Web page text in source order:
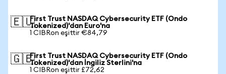
🇪🇺First Trust NASDAQ Cybersecurity ETF (Ondo
Tokenized)'dan Euro'na
1 CIBRon eşittir €84,79
🇬🇧First Trust NASDAQ Cybersecurity ETF (Ondo
Tokenized)'dan İngiliz Sterlini'na
1 CIBRon eşittir £72,62